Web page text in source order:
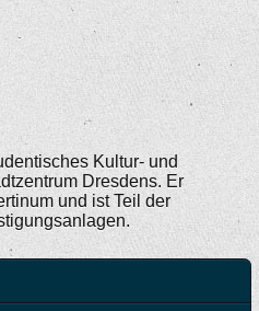
Kultur- und
Dresdens. Er
und ist Teil der